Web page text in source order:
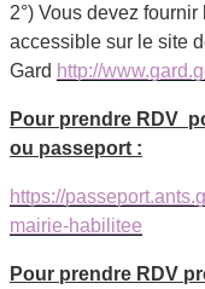
2°) Vous devez fournir
accessible sur le site
Gard http://
Pour prendre RDV
ou passeport :
https://
mairie-habilitee
Pour prendre RDV